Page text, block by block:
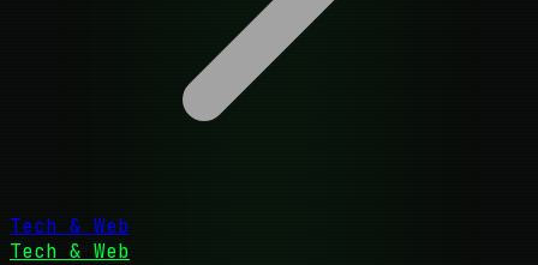
Tech & Web
Tech & Web